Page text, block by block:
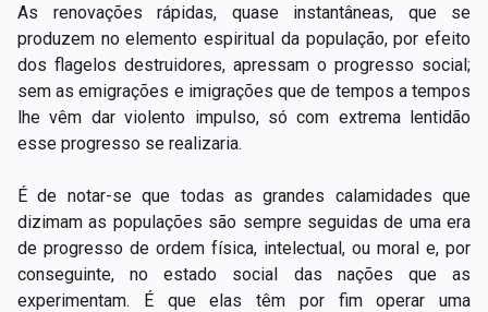
As renovações rápidas, quase instantâneas, que se
produzem no elemento espiritual da população, por efeito
dos flagelos destruidores, apressam o progresso social;
sem as emigrações e imigrações que de tempos a tempos
lhe vêm dar violento impulso, só com extrema lentidão
esse progresso se realizaria.
É de notar­-se que todas as grandes calamidades que
dizimam as populações são sempre seguidas de uma era
de progresso de ordem física, intelectual, ou moral e, por
conseguinte, no estado social das nações que as
experimentam. É que elas têm por fim operar uma